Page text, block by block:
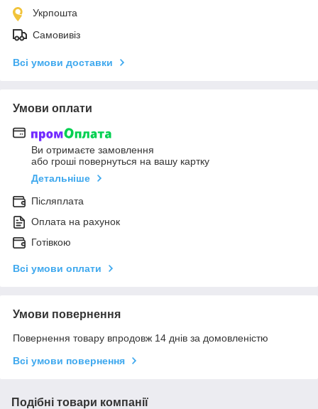
Укрпошта
Самовивіз
Всі умови доставки
Умови оплати
Ви отримаєте замовлення
або гроші повернуться на вашу картку
Детальніше
Післяплата
Оплата на рахунок
Готівкою
Всі умови оплати
Умови повернення
Повернення товару впродовж 14 днів за домовленістю
Всі умови повернення
Подібні товари компанії